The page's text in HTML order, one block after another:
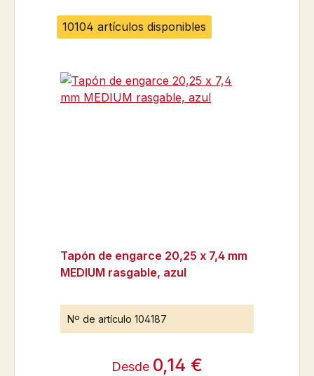
10104 artículos disponibles
Tapón de engarce 20,25 x 7,4 mm
MEDIUM rasgable, azul
Nº de artículo 104187
Desde 0,14 €